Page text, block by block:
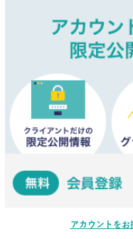
アカウントをお